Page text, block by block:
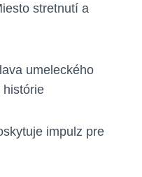
stretnutí a
umeleckého
histórie
impulz pre